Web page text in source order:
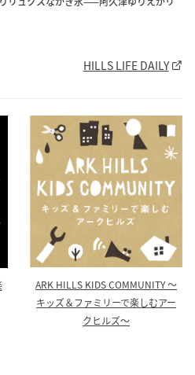
HILLS LIFE DAILY
ARK HILLS KIDS COMMUNITY ～
キッズ＆ファミリーで楽しむアー
クヒルズ～